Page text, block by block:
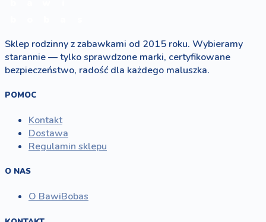
Sklep rodzinny z zabawkami od 2015 roku. Wybieramy
starannie — tylko sprawdzone marki, certyfikowane
bezpieczeństwo, radość dla każdego maluszka.
POMOC
Kontakt
Dostawa
Regulamin sklepu
O NAS
O BawiBobas